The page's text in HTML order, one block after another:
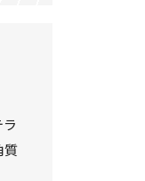
質